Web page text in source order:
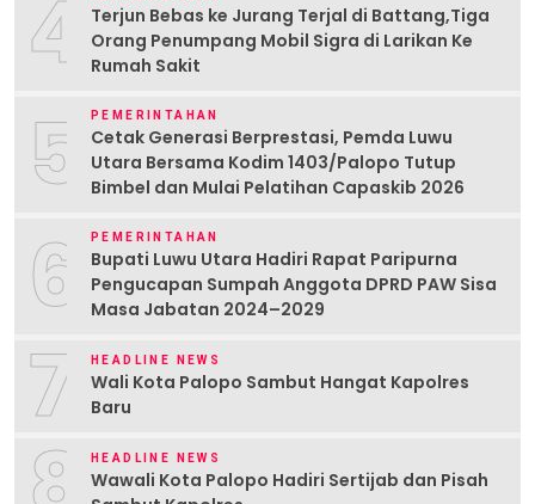
4
Terjun Bebas ke Jurang Terjal di Battang,Tiga
Orang Penumpang Mobil Sigra di Larikan Ke
Rumah Sakit
5 PEMERINTAHAN
Cetak Generasi Berprestasi, Pemda Luwu
Utara Bersama Kodim 1403/Palopo Tutup
Bimbel dan Mulai Pelatihan Capaskib 2026
6 PEMERINTAHAN
Bupati Luwu Utara Hadiri Rapat Paripurna
Pengucapan Sumpah Anggota DPRD PAW Sisa
Masa Jabatan 2024–2029
7 HEADLINE NEWS
Wali Kota Palopo Sambut Hangat Kapolres
Baru
HEADLINE NEWS
Wawali Kota Palopo Hadiri Sertijab dan Pisah